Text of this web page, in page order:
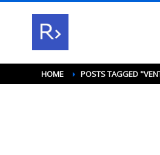
HOME POSTS TAGGED